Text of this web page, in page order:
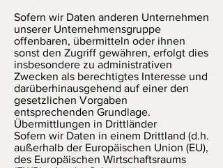
Sofern wir Daten anderen Unternehmen
unserer Unternehmensgruppe
offenbaren, übermitteln oder ihnen
sonst den Zugriff gewähren, erfolgt dies
insbesondere zu administrativen
Zwecken als berechtigtes Interesse und
darüberhinausgehend auf einer den
gesetzlichen Vorgaben
entsprechenden Grundlage.
Übermittlungen in Drittländer
Sofern wir Daten in einem Drittland (d.h.
außerhalb der Europäischen Union (EU),
des Europäischen Wirtschaftsraums